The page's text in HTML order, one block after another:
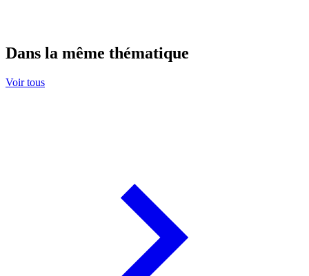
Dans la même thématique
Voir tous